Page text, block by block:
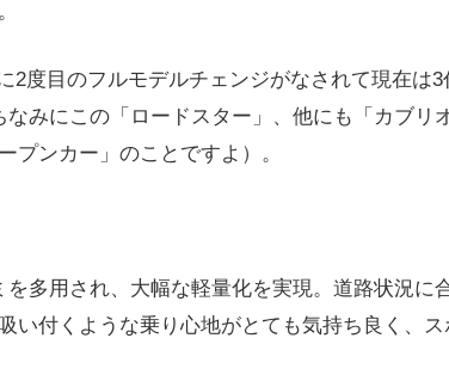
2度目のフルモデルチェンジがなされて現在は
みにこの「ロードスター」、他にも「カブリ
プンカー」のことですよ）。
多用され、大幅な軽量化を実現。道路状況に
い付くような乗り心地がとても気持ち良く、